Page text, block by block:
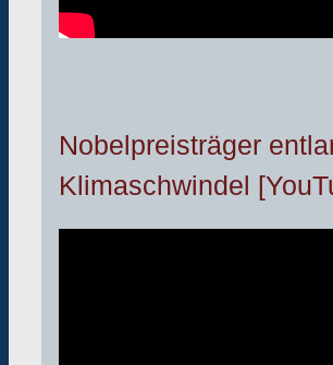
Nobelpreisträger
Klimaschwindel